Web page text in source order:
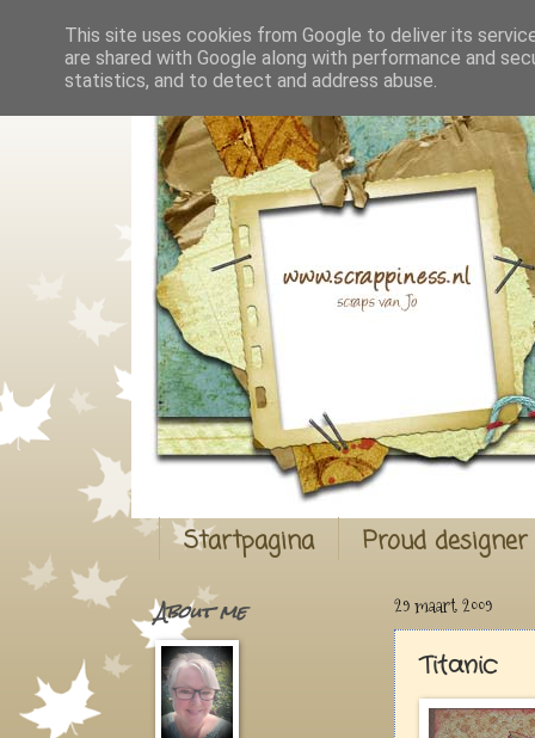
Startpagina Proud
29 maart 2009
Titanic
About me
This site uses cookies from Google to deliver its
are shared with Google along with performance and
statistics, and to detect and address abuse.